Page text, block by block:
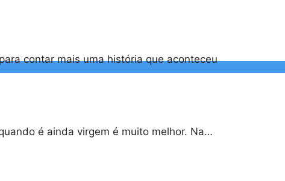
contar mais uma história que aconteceu
é ainda virgem é muito melhor. Na…